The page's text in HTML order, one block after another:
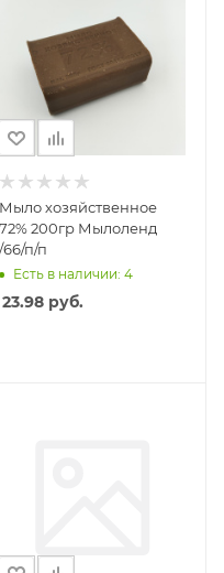
Мыло хозяйственное
72% 200гр Мылоленд
/66/п/п
Есть в наличии: 4
23.98руб.